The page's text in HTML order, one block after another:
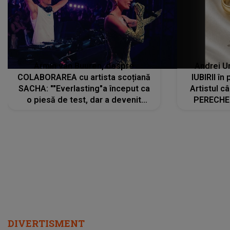
Armin van Buuren, despre
COLABORAREA cu artista scoțiană
SACHA: ""Everlasting"a început ca
o piesă de test, dar a devenit
Andrei
IUBIRII în
Artistul
DIVERTISMENT